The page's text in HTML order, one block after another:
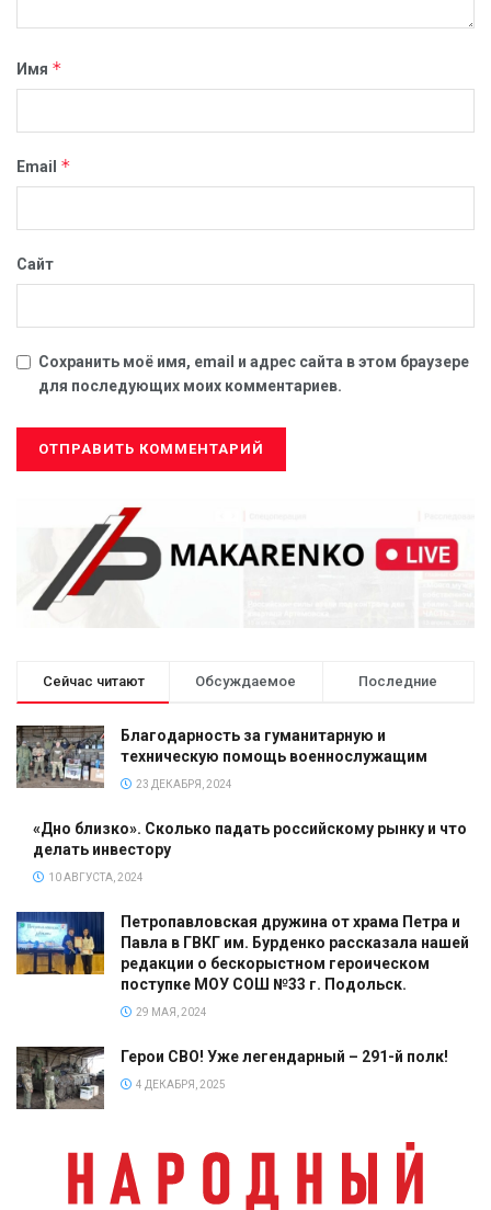
Имя *
Email *
Сайт
Сохранить моё имя, email и адрес сайта в этом браузере
для последующих моих комментариев.
Сейчас читают Обсуждаемое Последние
Благодарность за гуманитарную и
техническую помощь военнослужащим
23 ДЕКАБРЯ, 2024
«Дно близко». Сколько падать российскому рынку и что
делать инвестору
10 АВГУСТА, 2024
Петропавловская дружина от храма Петра и
Павла в ГВКГ им. Бурденко рассказала нашей
редакции о бескорыстном героическом
поступке МОУ СОШ №33 г. Подольск.
29 МАЯ, 2024
Герои СВО! Уже легендарный – 291-й полк!
4 ДЕКАБРЯ, 2025